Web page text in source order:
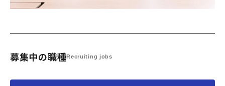
募集中の職種Recruiting jobs